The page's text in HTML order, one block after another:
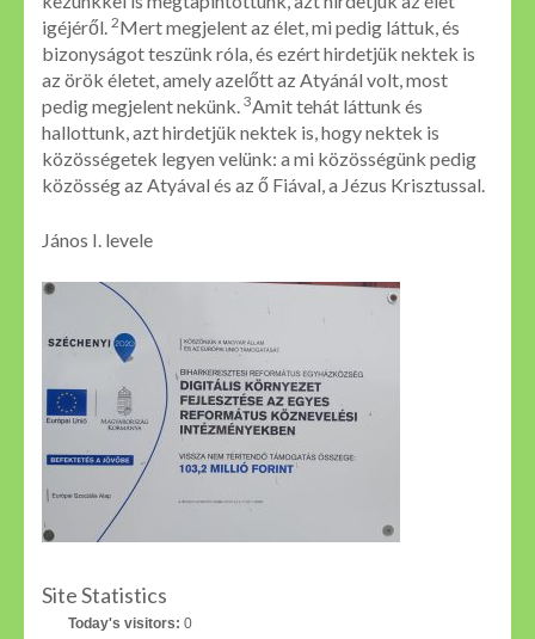
igéjéről. 2Mert megjelent az élet, mi pedig láttuk, és
bizonyságot teszünk róla, és ezért hirdetjük nektek is
az örök életet, amely azelőtt az Atyánál volt, most
pedig megjelent nekünk. 3Amit tehát láttunk és
hallottunk, azt hirdetjük nektek is, hogy nektek is
közösségetek legyen velünk: a mi közösségünk pedig
közösség az Atyával és az ő Fiával, a Jézus Krisztussal.
János I. levele
Site Statistics
Today's visitors: 0